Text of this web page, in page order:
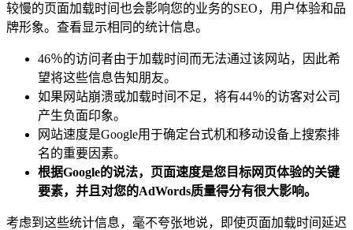
较慢的页面加载时间也会影响您的业务的SEO，用户体验和品
牌形象。查看显示相同的统计信息。
46％的访问者由于加载时间而无法通过该网站，因此希
望将这些信息告知朋友。
如果网站崩溃或加载时间不足，将有44％的访客对公司
产生负面印象。
网站速度是Google用于确定台式机和移动设备上搜索排
名的重要因素。
根据Google的说法，页面速度是您目标网页体验的关键
要素，并且对您的AdWords质量得分有很大影响。
考虑到这些统计信息，毫不夸张地说，即使页面加载时间延迟